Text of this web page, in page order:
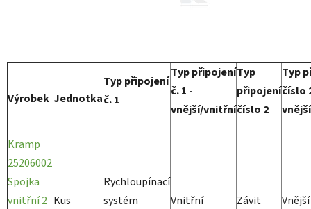
Výrobek Jednotka
Typ připojení
č. 1
Typ připojení
č. 1 -
vnější/vnitřní
Typ
připojení
číslo 2
Typ
číslo
Kramp
25206002
Spojka
vnitřní 2 Kus
Rychloupínací
systém
Vnitřní Závit Vnější